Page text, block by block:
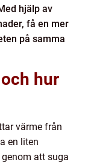
hjälp av
få en mer
på samma
hur
värme från
en liten
att suga